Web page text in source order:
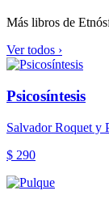
Más libros de
Ver todos ›
Psicosíntesis
Salvador Roquet y
$ 290